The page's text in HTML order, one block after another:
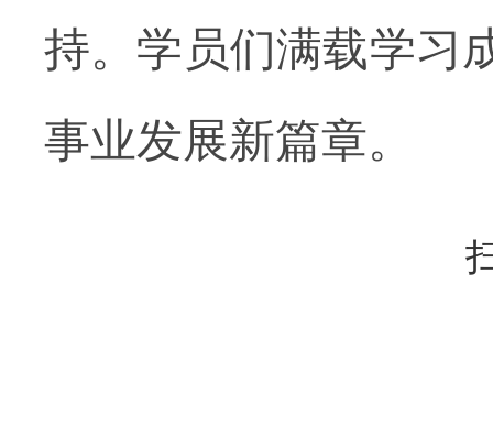
持。学员们满载学习
事业发展新篇章。